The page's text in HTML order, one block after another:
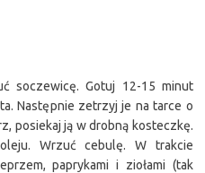
soczewicę. Gotuj 12-15 minut
Następnie zetrzyj je na tarce o
posiekaj ją w drobną kosteczkę.
Wrzuć cebulę. W trakcie
paprykami i ziołami (tak